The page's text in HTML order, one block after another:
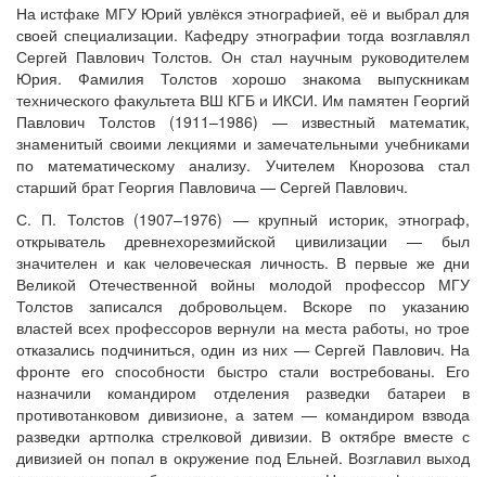
На истфаке МГУ Юрий увлёкся этнографией, её и выбрал для
своей специализации. Кафедру этнографии тогда возглавлял
Сергей Павлович Толстов. Он стал научным руководителем
Юрия. Фамилия Толстов хорошо знакома выпускникам
технического факультета ВШ КГБ и ИКСИ. Им памятен Георгий
Павлович Толстов (1911–1986) — известный математик,
знаменитый своими лекциями и замечательными учебниками
по математическому анализу. Учителем Кнорозова стал
старший брат Георгия Павловича — Сергей Павлович.
С. П. Толстов (1907–1976) — крупный историк, этнограф,
открыватель древнехорезмийской цивилизации — был
значителен и как человеческая личность. В первые же дни
Великой Отечественной войны молодой профессор МГУ
Толстов записался добровольцем. Вскоре по указанию
властей всех профессоров вернули на места работы, но трое
отказались подчиниться, один из них — Сергей Павлович. На
фронте его способности быстро стали востребованы. Его
назначили командиром отделения разведки батареи в
противотанковом дивизионе, а затем — командиром взвода
разведки артполка стрелковой дивизии. В октябре вместе с
дивизией он попал в окружение под Ельней. Возглавил выход